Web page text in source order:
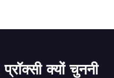
क्यों चुननी